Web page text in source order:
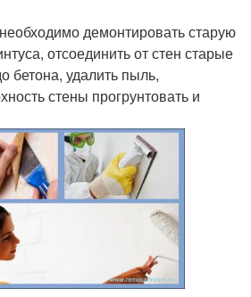
демонтировать старую
отсоединить от стен старые
бетона, удалить пыль,
стены прогрунтовать и